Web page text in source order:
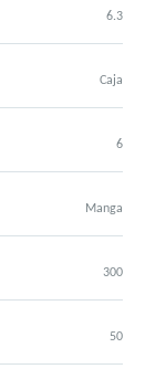
6.3
Caja
6
Manga
300
50